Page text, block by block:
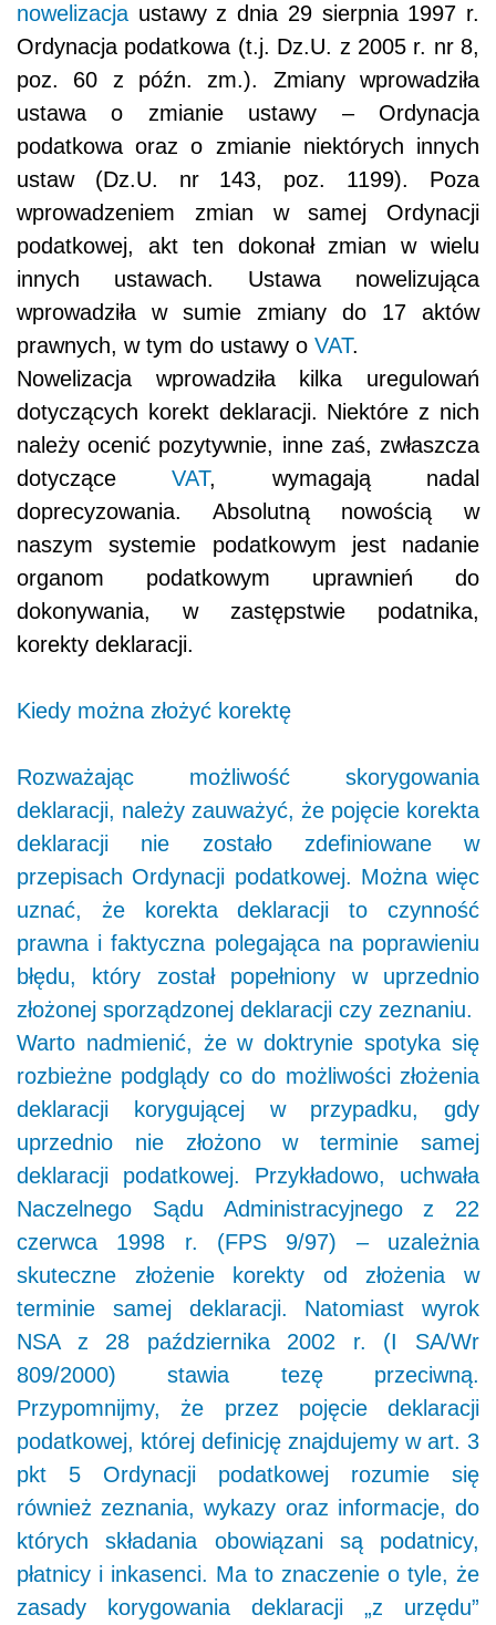
nowelizacja ustawy z dnia 29 sierpnia 1997 r.
Ordynacja podatkowa (t.j. Dz.U. z 2005 r. nr 8,
poz. 60 z późn. zm.). Zmiany wprowadziła
ustawa o zmianie ustawy – Ordynacja
podatkowa oraz o zmianie niektórych innych
ustaw (Dz.U. nr 143, poz. 1199). Poza
wprowadzeniem zmian w samej Ordynacji
podatkowej, akt ten dokonał zmian w wielu
innych ustawach. Ustawa nowelizująca
wprowadziła w sumie zmiany do 17 aktów
prawnych, w tym do ustawy o VAT.
Nowelizacja wprowadziła kilka uregulowań
dotyczących korekt deklaracji. Niektóre z nich
należy ocenić pozytywnie, inne zaś, zwłaszcza
dotycząceVAT, wymagają nadal
doprecyzowania. Absolutną nowością w
naszym systemie podatkowym jest nadanie
organom podatkowym uprawnień do
dokonywania, w zastępstwie podatnika,
korekty deklaracji.
Kiedy można złożyć korektę
Rozważając możliwość skorygowania
deklaracji, należy zauważyć, że pojęcie korekta
deklaracji nie zostało zdefiniowane w
przepisach Ordynacji podatkowej. Można więc
uznać, że korekta deklaracji to czynność
prawna i faktyczna polegająca na poprawieniu
błędu, który został popełniony w uprzednio
złożonej sporządzonej deklaracji czy zeznaniu.
Warto nadmienić, że w doktrynie spotyka się
rozbieżne podglądy co do możliwości złożenia
deklaracji korygującej w przypadku, gdy
uprzednio nie złożono w terminie samej
deklaracji podatkowej. Przykładowo, uchwała
Naczelnego Sądu Administracyjnego z 22
czerwca 1998 r. (FPS 9/97) – uzależnia
skuteczne złożenie korekty od złożenia w
terminie samej deklaracji. Natomiast wyrok
NSA z 28 października 2002 r. (I SA/Wr
809/2000) stawia tezę przeciwną.
Przypomnijmy, że przez pojęcie deklaracji
podatkowej, której definicję znajdujemy w art. 3
pkt 5 Ordynacji podatkowej rozumie się
również zeznania, wykazy oraz informacje, do
których składania obowiązani są podatnicy,
płatnicy i inkasenci. Ma to znaczenie o tyle, że
zasady korygowania deklaracji „z urzędu”